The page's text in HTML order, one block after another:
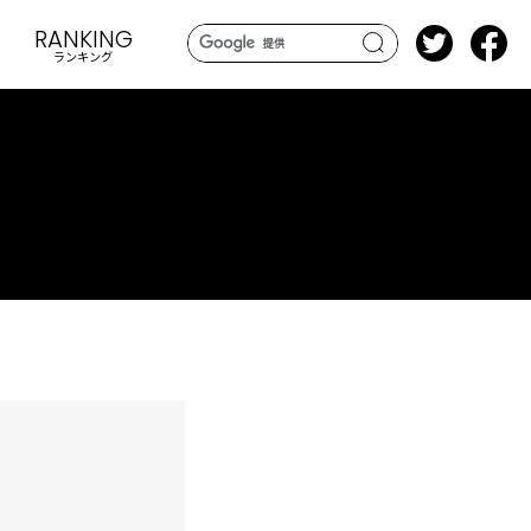
search
RANKING
ランキング